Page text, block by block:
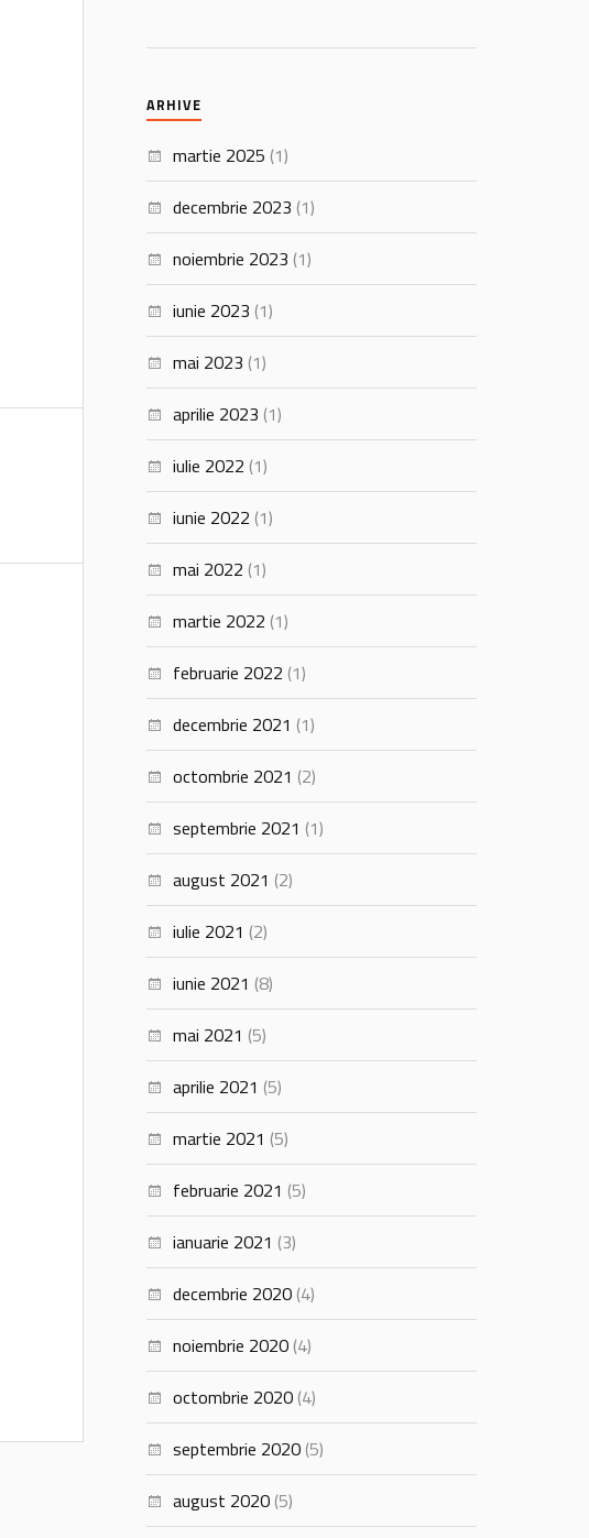
ARHIVE
martie 2025 (1)
decembrie 2023 (1)
noiembrie 2023 (1)
iunie 2023 (1)
mai 2023 (1)
aprilie 2023 (1)
iulie 2022 (1)
iunie 2022 (1)
mai 2022 (1)
martie 2022 (1)
februarie 2022 (1)
decembrie 2021 (1)
octombrie 2021 (2)
septembrie 2021 (1)
august 2021 (2)
iulie 2021 (2)
iunie 2021 (8)
mai 2021 (5)
aprilie 2021 (5)
martie 2021 (5)
februarie 2021 (5)
ianuarie 2021 (3)
decembrie 2020 (4)
noiembrie 2020 (4)
octombrie 2020 (4)
septembrie 2020 (5)
august 2020 (5)